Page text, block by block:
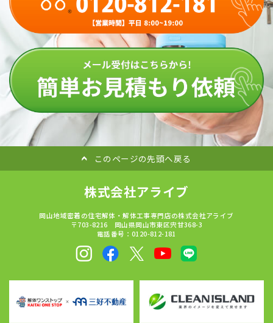
このページの先頭へ戻る
株式会社アライブ
岡山地域密着の住宅解体・解体工事専門店の株式会社アライブ
〒703-8216 岡山県岡山市東区宍甘368-3
電話番号：0120-812-181